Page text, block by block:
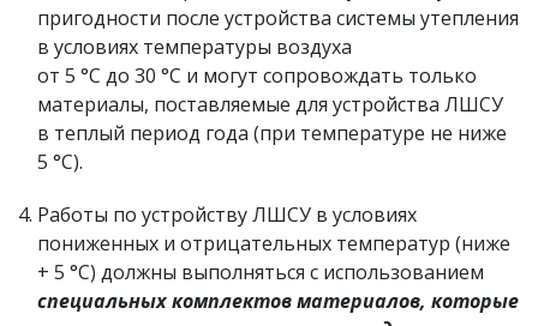
пригодности после устройства системы утепления
в условиях температуры воздуха
от 5 °С до 30 °С и могут сопровождать только
материалы, поставляемые для устройства ЛШСУ
в теплый период года (при температуре не ниже
5 °С).
Работы по устройству ЛШСУ в условиях
пониженных и отрицательных температур (ниже
+ 5 °С) должны выполняться с использованием
специальных комплектов материалов, которые